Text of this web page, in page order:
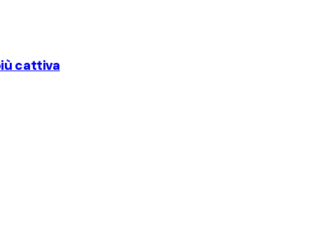
cattiva